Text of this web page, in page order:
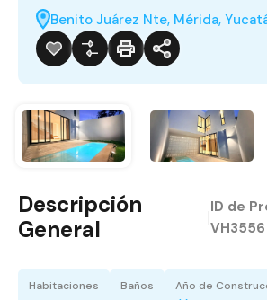
Benito Juárez Nte, Mérida,
Descripción
General
|ID de
VH3556
Habitaciones
Baños
Año de